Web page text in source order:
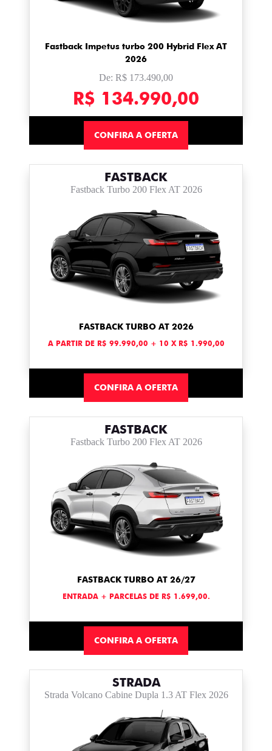
Fastback Impetus turbo 200 Hybrid Flex AT
2026
De: R$ 173.490,00
R$ 134.990,00
CONFIRA A OFERTA
FASTBACK
Fastback Turbo 200 Flex AT 2026
FASTBACK TURBO AT 2026
A PARTIR DE R$ 99.990,00 + 10 X R$ 1.990,00
CONFIRA A OFERTA
FASTBACK
Fastback Turbo 200 Flex AT 2026
FASTBACK TURBO AT 26/27
ENTRADA + PARCELAS DE R$ 1.699,00.
CONFIRA A OFERTA
STRADA
Strada Volcano Cabine Dupla 1.3 AT Flex 2026